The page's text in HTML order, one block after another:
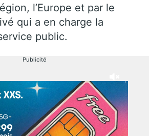
l’Europe et par le
qui a en charge la
public.
Publicité